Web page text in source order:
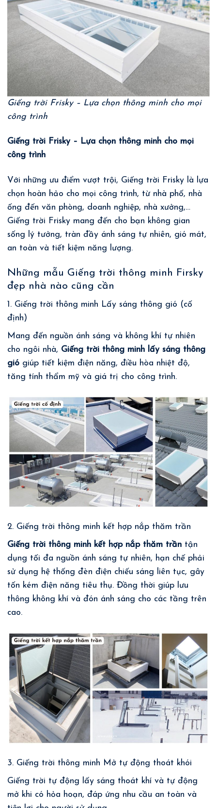
Giếng trời Frisky – Lựa chọn thông minh cho mọi
công trình
Giếng trời Frisky – Lựa chọn thông minh cho mọi
công trình
Với những ưu điểm vượt trội, Giếng trời Frisky là lựa
chọn hoàn hảo cho mọi công trình, từ nhà phố, nhà
ống đến văn phòng, doanh nghiệp, nhà xưởng,…
Giếng trời Frisky mang đến cho bạn không gian
sống lý tưởng, tràn đầy ánh sáng tự nhiên, gió mát,
an toàn và tiết kiệm năng lượng.
Những mẫu Giếng trời thông minh Firsky
đẹp nhà nào cũng cần
1. Giếng trời thông minh Lấy sáng thông gió (cố
định)
Mang đến nguồn ánh sáng và không khí tự nhiên
cho ngôi nhà, Giếng trời thông minh lấy sáng thông
gió giúp tiết kiệm điện năng, điều hòa nhiệt độ,
tăng tính thẩm mỹ và giá trị cho công trình.
2. Giếng trời thông minh kết hợp nắp thăm trần
Giếng trời thông minh kết hợp nắp thăm trần tận
dụng tối đa nguồn ánh sáng tự nhiên, hạn chế phải
sử dụng hệ thống đèn điện chiếu sáng liên tục, gây
tốn kém điện năng tiêu thụ. Đồng thời giúp lưu
thông không khí và đón ánh sáng cho các tầng trên
cao.
3. Giếng trời thông minh Mở tự động thoát khói
Giếng trời tự động lấy sáng thoát khí và tự động
mở khi có hỏa hoạn, đáp ứng nhu cầu an toàn và